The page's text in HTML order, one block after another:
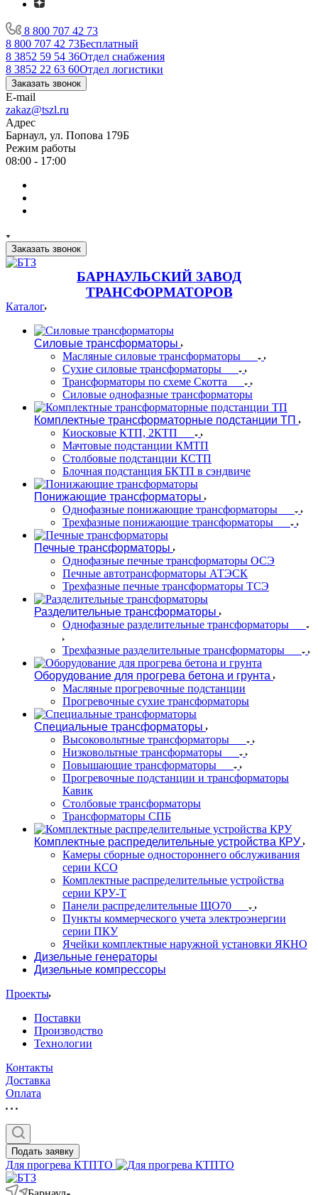
8 800 707 42 73
8 800 707 42 73Бесплатный
8 3852 59 54 36Отдел снабжения
8 3852 22 63 60Отдел логистики
Заказать звонок
E-mail
zakaz@tszl.ru
Адрес
Барнаул, ул. Попова 179Б
Режим работы
08:00 - 17:00
Заказать звонок
БАРНАУЛЬСКИЙ ЗАВОД
ТРАНСФОРМАТОРОВ
Каталог
Силовые трансформаторы
Масляные силовые трансформаторы
Сухие силовые трансформаторы
Трансформаторы по схеме Скотта
Силовые однофазные трансформаторы
Комплектные трансформаторные подстанции ТП
Киосковые КТП, 2КТП
Мачтовые подстанции КМТП
Столбовые подстанции КСТП
Блочная подстанция БКТП в сэндвиче
Понижающие трансформаторы
Однофазные понижающие трансформаторы
Трехфазные понижающие трансформаторы
Печные трансформаторы
Однофазные печные трансформаторы ОСЭ
Печные автотрансформаторы АТЭСК
Трехфазные печные трансформаторы ТСЭ
Разделительные трансформаторы
Однофазные разделительные трансформаторы
Трехфазные разделительные трансформаторы
Оборудование для прогрева бетона и грунта
Масляные прогревочные подстанции
Прогревочные сухие трансформаторы
Специальные трансформаторы
Высоковольтные трансформаторы
Низковольтные трансформаторы
Повышающие трансформаторы
Прогревочные подстанции и трансформаторы
Кавик
Столбовые трансформаторы
Трансформаторы СПБ
Комплектные распределительные устройства КРУ
Камеры сборные одностороннего обслуживания
серии КСО
Комплектные распределительные устройства
серии КРУ-Т
Панели распределительные ЩО70
Пункты коммерческого учета электроэнергии
серии ПКУ
Ячейки комплектные наружной установки ЯКНО
Дизельные генераторы
Дизельные компрессоры
Проекты
Поставки
Производство
Технологии
Контакты
Доставка
Оплата
Подать заявку
Для прогрева КТПТО